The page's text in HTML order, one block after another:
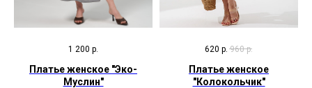
1 200 р.
Платье женское "Эко-
Муслин"
620 р. 960 р.
Платье женское
"Колокольчик"